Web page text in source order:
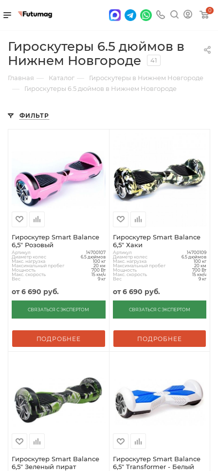
0
Гироскутеры 6.5 дюймов в
Нижнем Новгороде
41
Главная — Каталог — Гироскутеры в Нижнем Новгороде
— Гироскутеры 6.5 дюймов в Нижнем Новгороде
ФИЛЬТР
Гироскутер Smart Balance
6,5" Розовый
Артикул 14700107
Диаметр колес 6.5 дюймов
Макс. нагрузка 100 кг
Максимальный пробег 20 км
Мощность 700 Вт
Макс. скорость 15 км/ч
Вес 9 кг
от6 690 руб.
СВЯЗАТЬСЯ С ЭКСПЕРТОМ
ПОДРОБНЕЕ
Гироскутер Smart Balance
6,5" Хаки
Артикул 14700109
Диаметр колес 6.5 дюймов
Макс. нагрузка 100 кг
Максимальный пробег 20 км
Мощность 700 Вт
Макс. скорость 15 км/ч
Вес 9 кг
от6 690 руб.
СВЯЗАТЬСЯ С ЭКСПЕРТОМ
ПОДРОБНЕЕ
Гироскутер Smart Balance
6,5" Зеленый пират
Гироскутер Smart Balance
6,5" Transformer - Белый